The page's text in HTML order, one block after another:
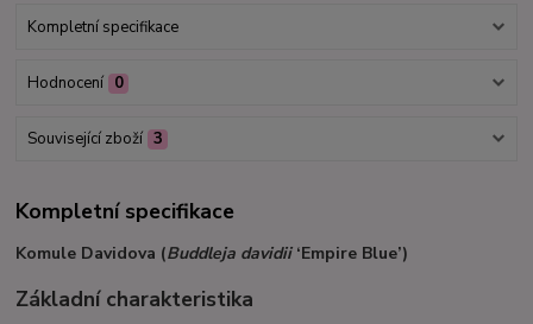
Kompletní specifikace
Hodnocení 0
Související zboží 3
Kompletní specifikace
Komule Davidova (Buddleja davidii‘Empire Blue’)
Základní charakteristika